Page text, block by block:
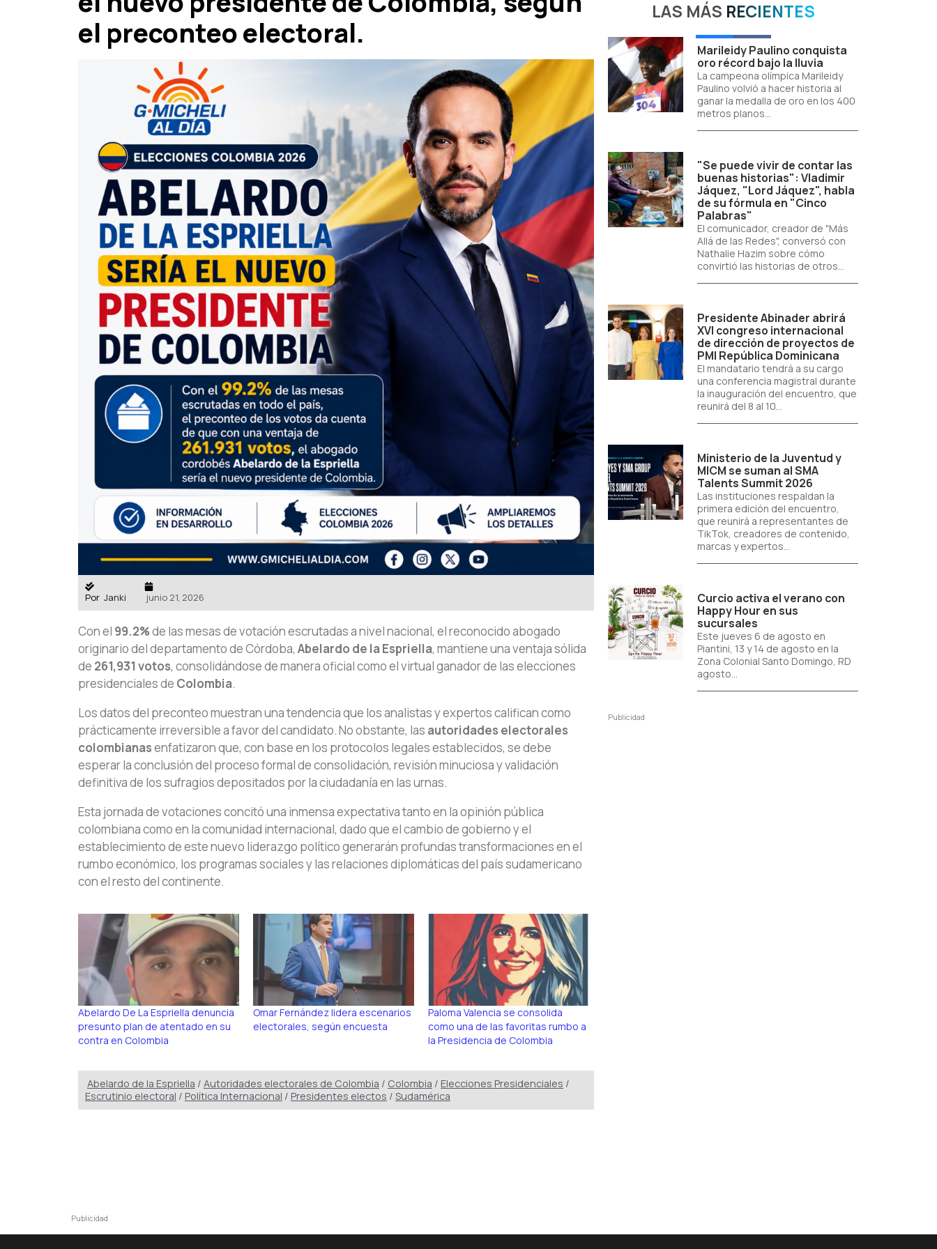
el preconteo electoral.
Por Janki junio 21, 2026
Con el 99.2%de las mesas de votación escrutadas a nivel nacional, el reconocido abogado
originario del departamento de Córdoba, Abelardo de la Espriella, mantiene una ventaja sólida
de 261,931 votos, consolidándose de manera oficial como el virtual ganador de las elecciones
presidenciales de Colombia.
Los datos del preconteo muestran una tendencia que los analistas y expertos califican como
prácticamente irreversible a favor del candidato. No obstante, las autoridades electorales
colombianasenfatizaron que, con base en los protocolos legales establecidos, se debe
esperar la conclusión del proceso formal de consolidación, revisión minuciosa y validación
definitiva de los sufragios depositados por la ciudadanía en las urnas.
Esta jornada de votaciones concitó una inmensa expectativa tanto en la opinión pública
colombiana como en la comunidad internacional, dado que el cambio de gobierno y el
establecimiento de este nuevo liderazgo político generarán profundas transformaciones en el
rumbo económico, los programas sociales y las relaciones diplomáticas del país sudamericano
con el resto del continente.
Abelardo De La Espriella denuncia
presunto plan de atentado en su
contra en Colombia
Omar Fernández lidera escenarios
electorales, según encuesta
Paloma Valencia se consolida
como una de las favoritas rumbo a
la Presidencia de Colombia
Abelardo de la Espriella / Autoridades electorales de Colombia / Colombia / Elecciones Presidenciales /
Escrutinio electoral / Política Internacional / Presidentes electos / Sudamérica
LAS MÁS RECIENTES
Marileidy Paulino conquista
oro récord bajo la lluvia
La campeona olímpica Marileidy
Paulino volvió a hacer historia al
ganar la medalla de oro en los 400
metros planos...
"Se puede vivir de contar las
buenas historias": Vladimir
Jáquez, "Lord Jáquez", habla
de su fórmula en "Cinco
Palabras"
El comunicador, creador de "Más
Allá de las Redes", conversó con
Nathalie Hazim sobre cómo
convirtió las historias de otros...
Presidente Abinader abrirá
XVI congreso internacional
de dirección de proyectos de
PMI República Dominicana
El mandatario tendrá a su cargo
una conferencia magistral durante
la inauguración del encuentro, que
reunirá del 8 al 10...
Ministerio de la Juventud y
MICM se suman al SMA
Talents Summit 2026
Las instituciones respaldan la
primera edición del encuentro,
que reunirá a representantes de
TikTok, creadores de contenido,
marcas y expertos...
Curcio activa el verano con
Happy Hour en sus
sucursales
Este jueves 6 de agosto en
Piantini, 13 y 14 de agosto en la
Zona Colonial Santo Domingo, RD
agosto...
Publicidad
Publicidad